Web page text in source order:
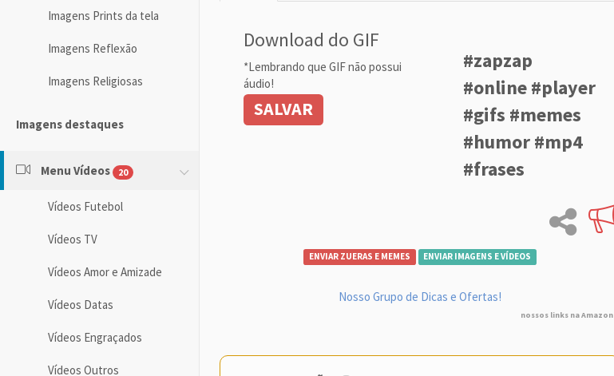
Imagens Prints da tela
Imagens Reflexão
Imagens Religiosas
Imagens destaques
Menu Vídeos 20
Vídeos Futebol
Vídeos TV
Vídeos Amor e Amizade
Vídeos Datas
Vídeos Engraçados
Vídeos Outros
Download do GIF
*Lembrando que GIF não possui
áudio!
SALVAR
#zapzap
#online #player
#gifs #memes
#humor #mp4
#frases
ENVIAR ZUERAS E MEMES ENVIAR IMAGENS E VÍDEOS
Nosso Grupo de Dicas e Ofertas!
nossos links na Amazon